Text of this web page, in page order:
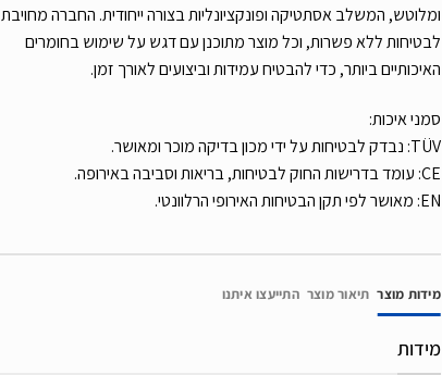
ומלוטש, המשלב אסתטיקה ופונקציונליות בצורה ייחודית. החברה מחויבת
לבטיחות ללא פשרות, וכל מוצר מתוכנן עם דגש על שימוש בחומרים
האיכותיים ביותר, כדי להבטיח עמידות וביצועים לאורך זמן.
סמני איכות:
TÜV: נבדק לבטיחות על ידי מכון בדיקה מוכר ומאושר.
CE: עומד בדרישות החוק לבטיחות, בריאות וסביבה באירופה.
EN: מאושר לפי תקן הבטיחות האירופי הרלוונטי.
מידות מוצר תיאור מוצר התייעצו איתנו
מידות